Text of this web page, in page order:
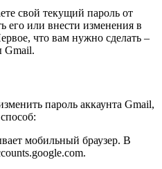
свой текущий пароль от
его или внести изменения в
что вам нужно сделать –
Gmail.
пароль аккаунта Gmail,
мобильный браузер. В